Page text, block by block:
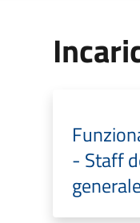
- Staff
generale